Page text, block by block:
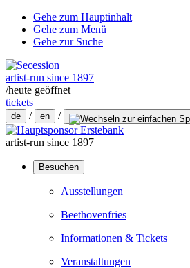
Gehe zum Hauptinhalt
Gehe zum Menü
Gehe zur Suche
artist-run since 1897
/heute geöffnet
tickets
de / en /
artist-run since 1897
Besuchen
Ausstellungen
Beethovenfries
Informationen & Tickets
Veranstaltungen